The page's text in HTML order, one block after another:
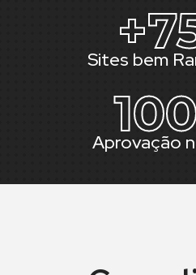
+
Sites bem
100
Aprovação